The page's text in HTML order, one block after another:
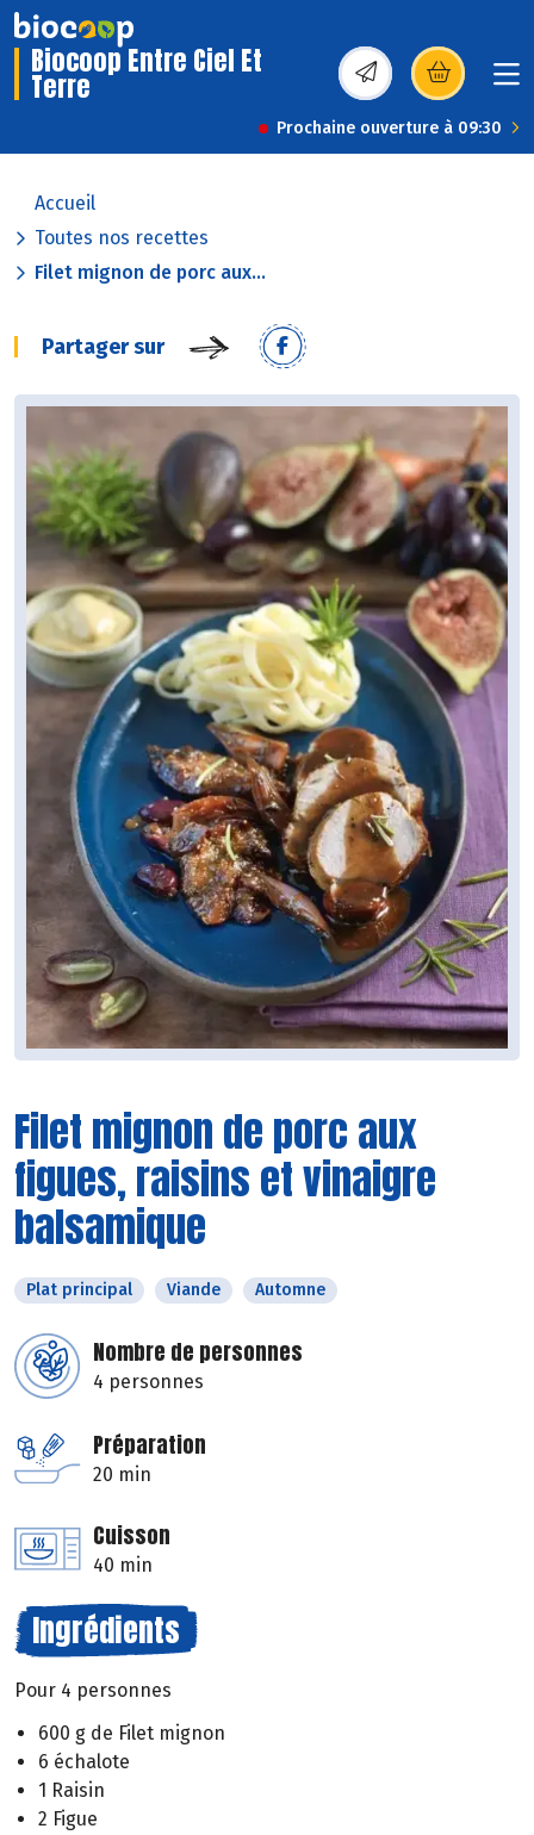
Biocoop Entre Ciel Et
Terre (s’ouvre dans une
Prochaine ouverture à 09:30
Accueil
Toutes nos recettes
Filet mignon de porc aux...
Partager sur
Filet mignon de porc aux
figues, raisins et vinaigre
balsamique
Plat principal Viande Automne
Nombre de personnes
4 personnes
Préparation
20 min
Cuisson
40 min
Ingrédients
Pour 4 personnes
600 g de Filet mignon
6 échalote
1 Raisin
2 Figue